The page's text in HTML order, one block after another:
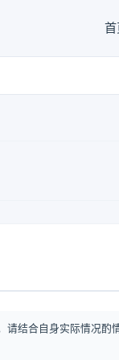
请结合自身实际情况酌